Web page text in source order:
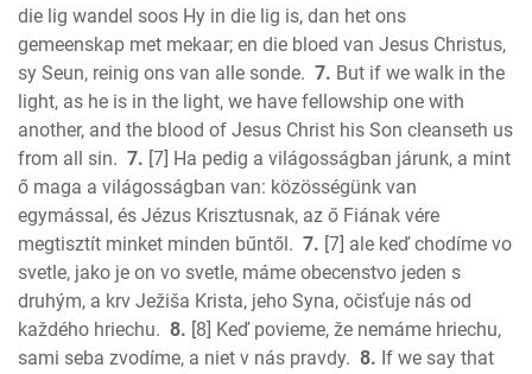
die lig wandel soos Hy in die lig is, dan het ons
gemeenskap met mekaar; en die bloed van Jesus Christus,
sy Seun, reinig ons van alle sonde. 7. But if we walk in the
light, as he is in the light, we have fellowship one with
another, and the blood of Jesus Christ his Son cleanseth us
from all sin. 7. [7] Ha pedig a világosságban járunk, a mint
ő maga a világosságban van: közösségünk van
egymással, és Jézus Krisztusnak, az ő Fiának vére
megtisztít minket minden bűntől. 7. [7] ale keď chodíme vo
svetle, jako je on vo svetle, máme obecenstvo jeden s
druhým, a krv Ježiša Krista, jeho Syna, očisťuje nás od
každého hriechu. 8. [8] Keď povieme, že nemáme hriechu,
sami seba zvodíme, a niet v nás pravdy. 8. If we say that